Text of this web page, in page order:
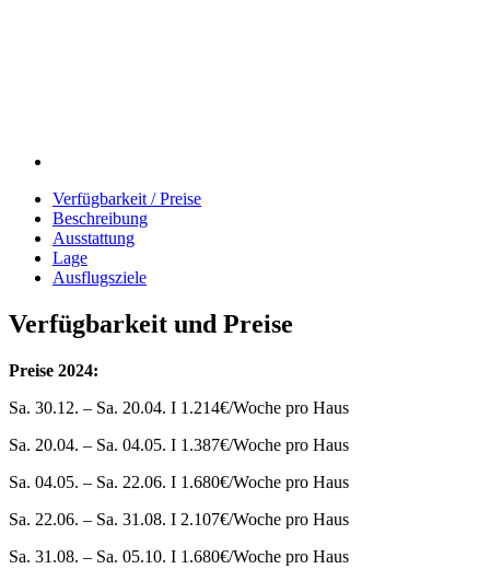
Verfügbarkeit / Preise
Beschreibung
Ausstattung
Lage
Ausflugsziele
Verfügbarkeit und Preise
Preise 2024:
Sa. 30.12. – Sa. 20.04. I 1.214€/Woche pro Haus
Sa. 20.04. – Sa. 04.05. I 1.387€/Woche pro Haus
Sa. 04.05. – Sa. 22.06. I 1.680€/Woche pro Haus
Sa. 22.06. – Sa. 31.08. I 2.107€/Woche pro Haus
Sa. 31.08. – Sa. 05.10. I 1.680€/Woche pro Haus